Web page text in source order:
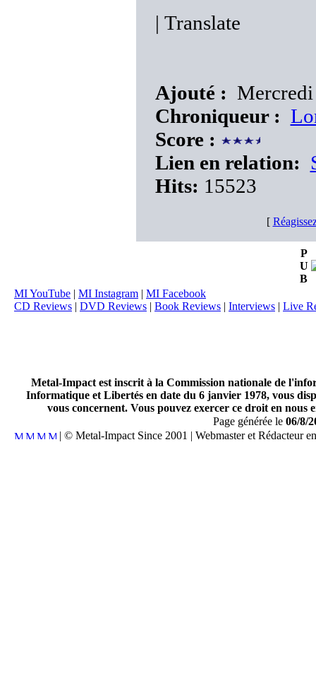
| Translate
Ajouté :
Chroniqueur :
Score :
Lien en relation:
Hits: 15523
[
P
U
B
MI YouTube | MI Instagram | MI Facebook
CD Reviews | DVD Reviews | Book Reviews | Interviews | Live
Metal-Impact est inscrit à la Commission nationale de
Informatique et Libertés en date du 6 janvier 1978, vous
vous concernent. Vous pouvez exercer ce droit en
Page générée le 06/8/
| © Metal-Impact Since 2001 | Webmaster et Rédacteur